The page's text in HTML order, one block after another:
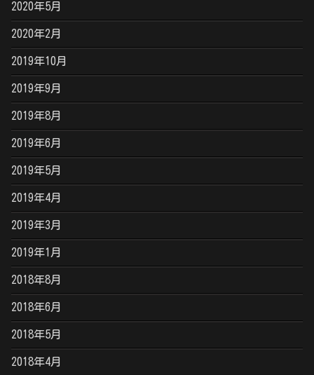
2020年5月
2020年2月
2019年10月
2019年9月
2019年8月
2019年6月
2019年5月
2019年4月
2019年3月
2019年1月
2018年8月
2018年6月
2018年5月
2018年4月